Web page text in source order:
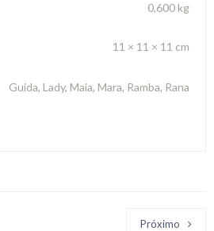
0,600 kg
11 × 11 × 11 cm
Guida, Lady, Maia, Mara, Ramba, Rana
Próximo